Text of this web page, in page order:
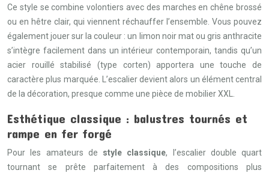
Ce style se combine volontiers avec des marches en chêne brossé
ou en hêtre clair, qui viennent réchauffer l’ensemble. Vous pouvez
également jouer sur la couleur : un limon noir mat ou gris anthracite
s’intègre facilement dans un intérieur contemporain, tandis qu’un
acier rouillé stabilisé (type corten) apportera une touche de
caractère plus marquée. L’escalier devient alors un élément central
de la décoration, presque comme une pièce de mobilier XXL.
Esthétique classique : balustres tournés et
rampe en fer forgé
Pour les amateurs de style classique, l’escalier double quart
tournant se prête parfaitement à des compositions plus